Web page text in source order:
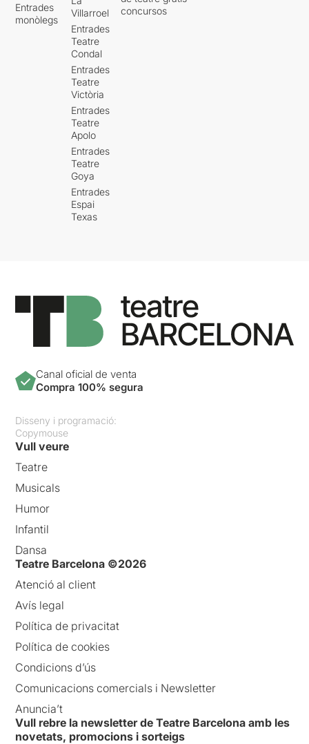
Entrades
monòlegs
Villarroel
Entrades
Teatre
Condal
Entrades
Teatre
Victòria
Entrades
Teatre
Apolo
Entrades
Teatre
Goya
Entrades
Espai
Texas
concursos
Canal oficial de venta
Compra 100% segura
Disseny i programació:
Copymouse
Vull veure
Teatre
Musicals
Humor
Infantil
Dansa
Teatre Barcelona ©2026
Atenció al client
Avís legal
Política de privacitat
Política de cookies
Condicions d’ús
Comunicacions comercials i Newsletter
Anuncia’t
Vull rebre la newsletter de Teatre Barcelona amb les
novetats, promocions i sorteigs